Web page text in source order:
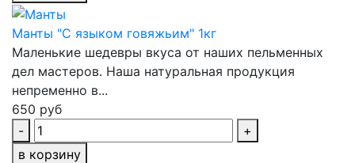
Манты "С языком говяжьим" 1кг
Маленькие шедевры вкуса от наших пельменных
дел мастеров. Наша натуральная продукция
непременно в...
650 руб
-
+
в корзину